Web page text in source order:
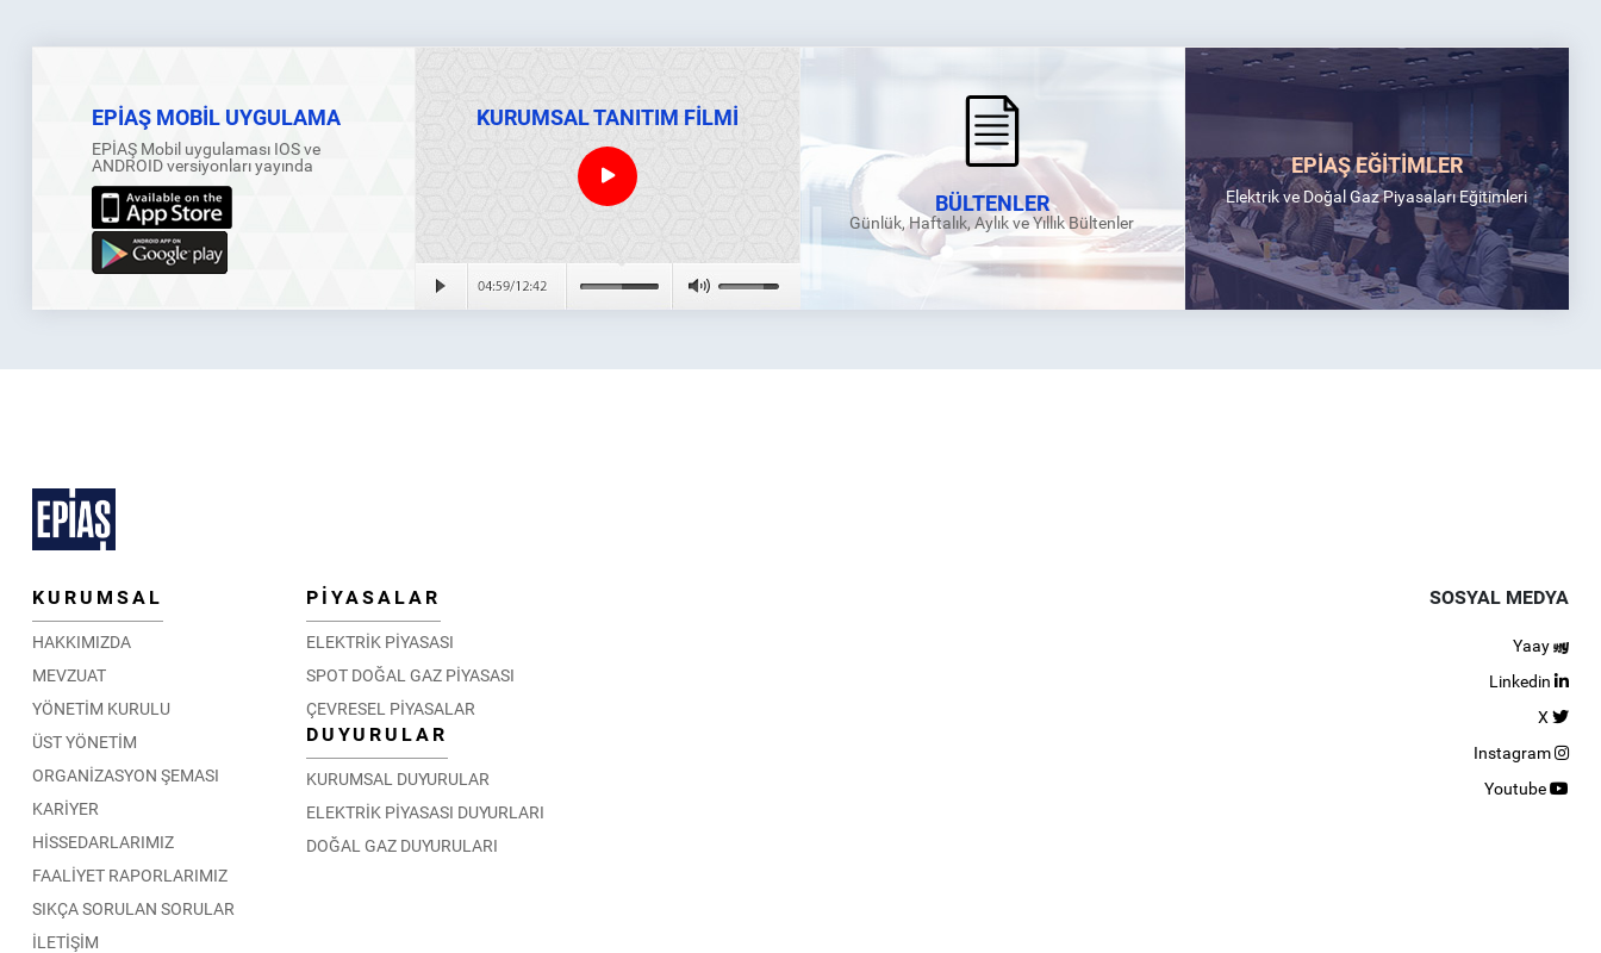
EPİAŞ MOBİL UYGULAMA
EPİAŞ Mobil uygulaması IOS ve
ANDROID versiyonları yayında
KURUMSAL TANITIM FİLMİ
BÜLTENLER
Günlük, Haftalık, Aylık ve Yıllık Bültenler
EPİAŞ EĞİTİMLER
Elektrik ve Doğal Gaz Piyasaları Eğitimleri
KURUMSAL
HAKKIMIZDA
MEVZUAT
YÖNETİM KURULU
ÜST YÖNETİM
ORGANİZASYON ŞEMASI
KARİYER
HİSSEDARLARIMIZ
FAALİYET RAPORLARIMIZ
SIKÇA SORULAN SORULAR
İLETİŞİM
PİYASALAR
ELEKTRİK PİYASASI
SPOT DOĞAL GAZ PİYASASI
ÇEVRESEL PİYASALAR
DUYURULAR
KURUMSAL DUYURULAR
ELEKTRİK PİYASASI DUYURLARI
DOĞAL GAZ DUYURULARI
SOSYAL MEDYA
Yaay
Linkedin
X
Instagram
Youtube